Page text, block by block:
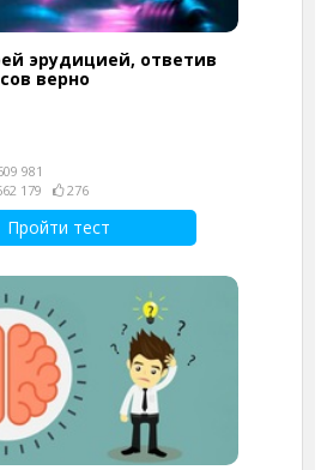
эрудицией, ответив
верно
981
179
276
Пройти тест